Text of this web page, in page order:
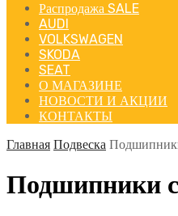
Распродажа SALE
AUDI
VOLKSWAGEN
SKODA
SEAT
О МАГАЗИНЕ
НОВОСТИ И АКЦИИ
КОНТАКТЫ
Главная Подвеска
Подшипники